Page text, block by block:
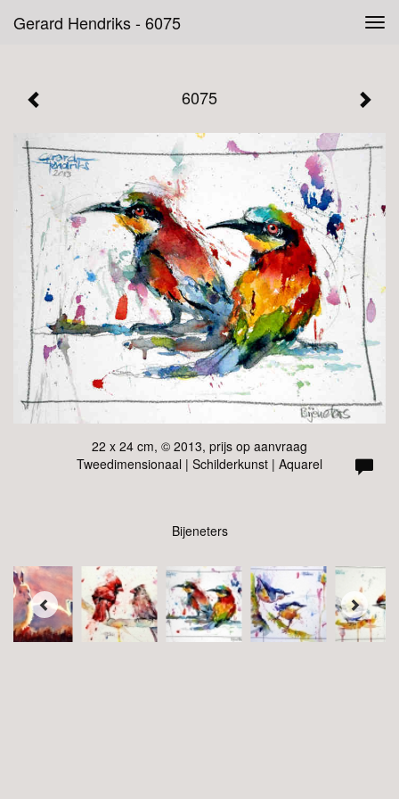
Gerard Hendriks - 6075
6075
22 x 24 cm, © 2013, prijs op aanvraag
Tweedimensionaal | Schilderkunst | Aquarel
Bijeneters